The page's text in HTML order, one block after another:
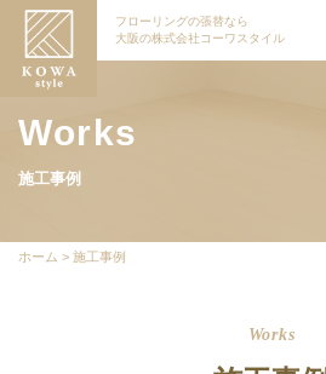
フローリングの張替なら
大阪の株式会社コーワスタイル
Works
施工事例
ホーム > 施工事例
Works